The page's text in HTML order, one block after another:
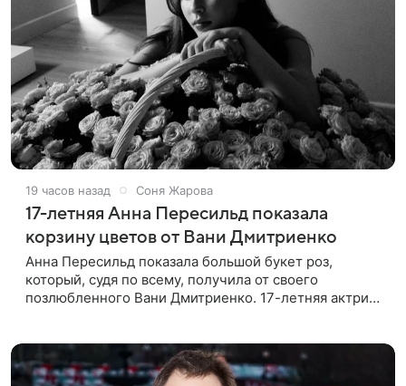
19 часов назад Соня Жарова
17-летняя Анна Пересильд показала
корзину цветов от Вани Дмитриенко
Анна Пересильд показала большой букет роз,
который, судя по всему, получилa от своего
позлюбленного Вани Дмитриенко. 17-летняя актриса